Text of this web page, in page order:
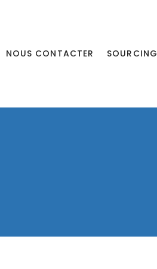
NOUS CONTACTER SOURCING